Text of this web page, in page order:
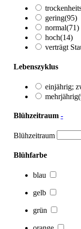
gering(95)
normal(71)
hoch(14)
verträgt
Lebenszyklus
einjährig;
mehrjährig
Blühzeitraum -
Blühzeitraum
Blühfarbe
blau
gelb
grün